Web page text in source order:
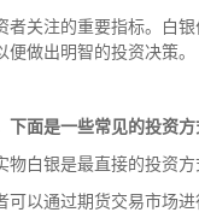
者关注的重要指标。白
做出明智的投资决策。
面是一些常见的投资方
物白银是最直接的投资
可以通过期货交易市场